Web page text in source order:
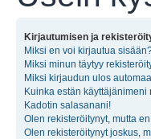
Kirjautumisen ja
Miksi en voi kirjautua
Miksi minun täytyy
Miksi kirjaudun ulos
Kuinka estän
Kadotin salasanani!
Olen rekisteröitynyt, mutta
Olen rekisteröitynyt joskus,